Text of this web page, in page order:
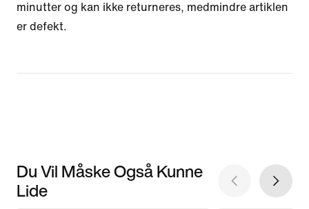
minutter og kan ikke returneres, medmindre artiklen
er defekt.
Du Vil Måske Også Kunne
Lide